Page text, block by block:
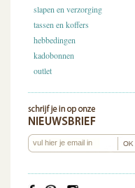
slapen en verzorging
tassen en koffers
hebbedingen
kadobonnen
outlet